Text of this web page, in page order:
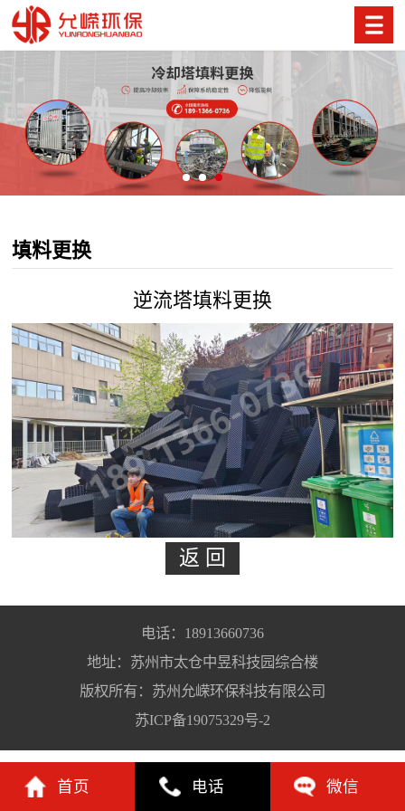
填料更换
逆流塔填料更换
电话：18913660736
地址：苏州市太仓中昱科技园综合楼
版权所有：苏州允嵘环保科技有限公司
苏ICP备19075329号-2
首页 电话 微信